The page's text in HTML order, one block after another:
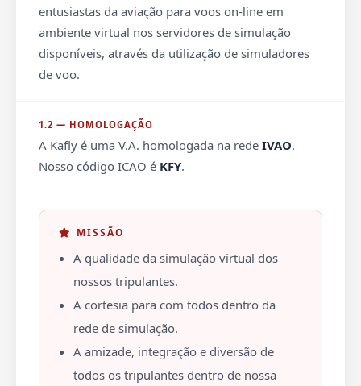
entusiastas da aviação para voos on-line em
ambiente virtual nos servidores de simulação
disponíveis, através da utilização de simuladores
de voo.
1.2 — HOMOLOGAÇÃO
A Kafly é uma V.A. homologada na rede IVAO.
Nosso código ICAO é KFY.
MISSÃO
A qualidade da simulação virtual dos
nossos tripulantes.
A cortesia para com todos dentro da
rede de simulação.
A amizade, integração e diversão de
todos os tripulantes dentro de nossa